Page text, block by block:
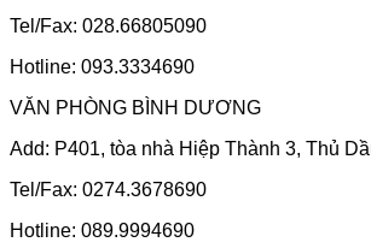
Tel/Fax: 028.66805090
Hotline: 093.3334690
VĂN PHÒNG BÌNH DƯƠNG
Add: P401, tòa nhà Hiệp Thành 3, Thủ
Tel/Fax: 0274.3678690
Hotline: 089.9994690